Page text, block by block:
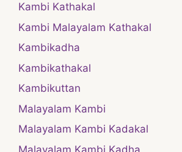
Kambi Kathakal
Kambi Malayalam Kathakal
Kambikadha
Kambikathakal
Kambikuttan
Malayalam Kambi
Malayalam Kambi Kadakal
Malayalam Kambi Kadha